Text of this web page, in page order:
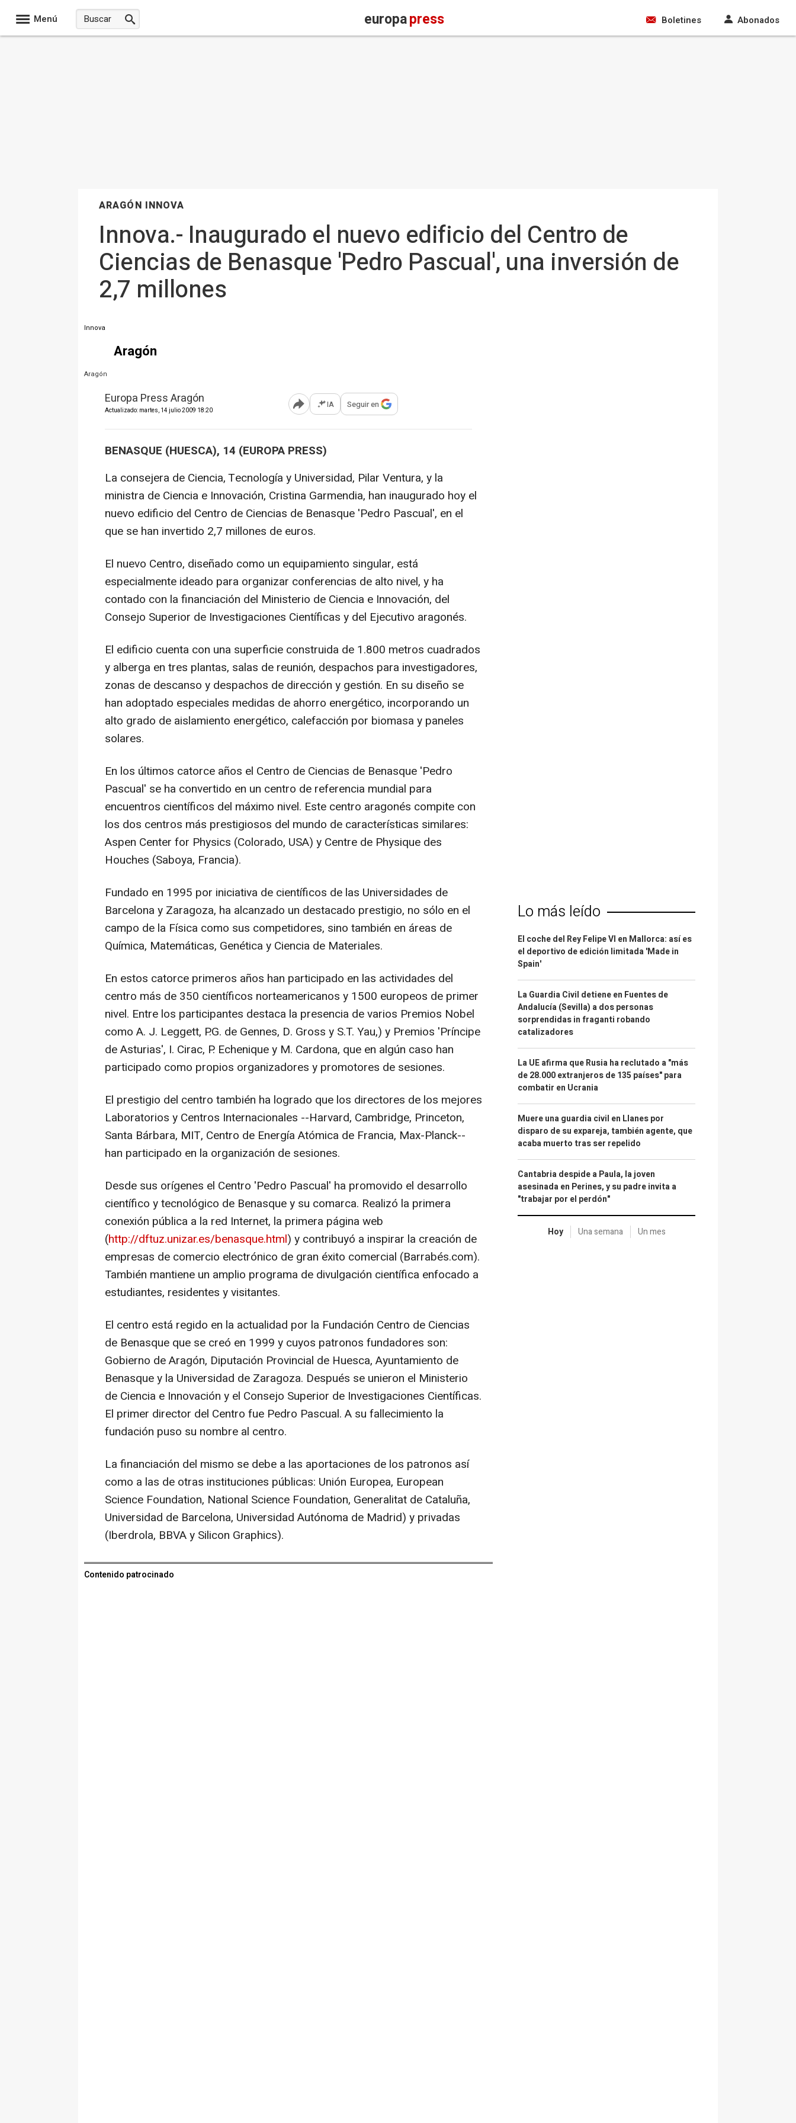
Menú europapress Boletines Abonados
ARAGÓN INNOVA
Innova.- Inaugurado el nuevo edificio del Centro de
Ciencias de Benasque 'Pedro Pascual', una inversión de
2,7 millones
Innova
Aragón
Aragón
Europa Press Aragón
Actualizado: martes, 14 julio 2009 18:20 Abrir opciones para compartir
IA Seguir en
BENASQUE (HUESCA), 14 (EUROPA PRESS)
La consejera de Ciencia, Tecnología y Universidad, Pilar Ventura, y la
ministra de Ciencia e Innovación, Cristina Garmendia, han inaugurado hoy el
nuevo edificio del Centro de Ciencias de Benasque 'Pedro Pascual', en el
que se han invertido 2,7 millones de euros.
El nuevo Centro, diseñado como un equipamiento singular, está
especialmente ideado para organizar conferencias de alto nivel, y ha
contado con la financiación del Ministerio de Ciencia e Innovación, del
Consejo Superior de Investigaciones Científicas y del Ejecutivo aragonés.
El edificio cuenta con una superficie construida de 1.800 metros cuadrados
y alberga en tres plantas, salas de reunión, despachos para investigadores,
zonas de descanso y despachos de dirección y gestión. En su diseño se
han adoptado especiales medidas de ahorro energético, incorporando un
alto grado de aislamiento energético, calefacción por biomasa y paneles
solares.
En los últimos catorce años el Centro de Ciencias de Benasque 'Pedro
Pascual' se ha convertido en un centro de referencia mundial para
encuentros científicos del máximo nivel. Este centro aragonés compite con
los dos centros más prestigiosos del mundo de características similares:
Aspen Center for Physics (Colorado, USA) y Centre de Physique des
Houches (Saboya, Francia).
Fundado en 1995 por iniciativa de científicos de las Universidades de
Barcelona y Zaragoza, ha alcanzado un destacado prestigio, no sólo en el
campo de la Física como sus competidores, sino también en áreas de
Química, Matemáticas, Genética y Ciencia de Materiales.
En estos catorce primeros años han participado en las actividades del
centro más de 350 científicos norteamericanos y 1500 europeos de primer
nivel. Entre los participantes destaca la presencia de varios Premios Nobel
como A. J. Leggett, P.G. de Gennes, D. Gross y S.T. Yau,) y Premios 'Príncipe
de Asturias', I. Cirac, P. Echenique y M. Cardona, que en algún caso han
participado como propios organizadores y promotores de sesiones.
El prestigio del centro también ha logrado que los directores de los mejores
Laboratorios y Centros Internacionales --Harvard, Cambridge, Princeton,
Santa Bárbara, MIT, Centro de Energía Atómica de Francia, Max-Planck--
han participado en la organización de sesiones.
Desde sus orígenes el Centro 'Pedro Pascual' ha promovido el desarrollo
científico y tecnológico de Benasque y su comarca. Realizó la primera
conexión pública a la red Internet, la primera página web
(http://dftuz.unizar.es/benasque.html) y contribuyó a inspirar la creación de
empresas de comercio electrónico de gran éxito comercial (Barrabés.com).
También mantiene un amplio programa de divulgación científica enfocado a
estudiantes, residentes y visitantes.
El centro está regido en la actualidad por la Fundación Centro de Ciencias
de Benasque que se creó en 1999 y cuyos patronos fundadores son:
Gobierno de Aragón, Diputación Provincial de Huesca, Ayuntamiento de
Benasque y la Universidad de Zaragoza. Después se unieron el Ministerio
de Ciencia e Innovación y el Consejo Superior de Investigaciones Científicas.
El primer director del Centro fue Pedro Pascual. A su fallecimiento la
fundación puso su nombre al centro.
La financiación del mismo se debe a las aportaciones de los patronos así
como a las de otras instituciones públicas: Unión Europea, European
Science Foundation, National Science Foundation, Generalitat de Cataluña,
Universidad de Barcelona, Universidad Autónoma de Madrid) y privadas
(Iberdrola, BBVA y Silicon Graphics).
Contenido patrocinado
Lo más leído
El coche del Rey Felipe VI en Mallorca: así es
el deportivo de edición limitada 'Made in
Spain'
La Guardia Civil detiene en Fuentes de
Andalucía (Sevilla) a dos personas
sorprendidas in fraganti robando
catalizadores
La UE afirma que Rusia ha reclutado a "más
de 28.000 extranjeros de 135 países" para
combatir en Ucrania
Muere una guardia civil en Llanes por
disparo de su expareja, también agente, que
acaba muerto tras ser repelido
Cantabria despide a Paula, la joven
asesinada en Perines, y su padre invita a
"trabajar por el perdón"
Hoy Una semana Un mes